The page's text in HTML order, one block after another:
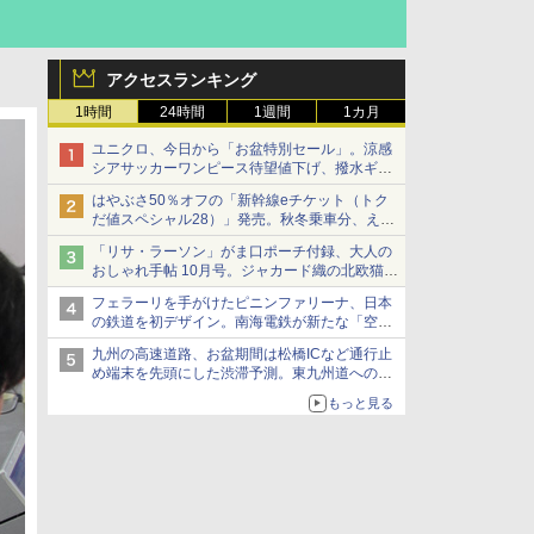
アクセスランキング
1時間 24時間 1週間 1カ月
ユニクロ、今日から「お盆特別セール」。涼感
シアサッカーワンピース待望値下げ、撥水ギア
ショーツは1990円に
はやぶさ50％オフの「新幹線eチケット（トク
だ値スペシャル28）」発売。秋冬乗車分、えき
ねっと限定
「リサ・ラーソン」がま口ポーチ付録、大人の
おしゃれ手帖 10月号。ジャカード織の北欧猫デ
ザイン
フェラーリを手がけたピニンファリーナ、日本
の鉄道を初デザイン。南海電鉄が新たな「空港
特急」をなにわ筋線へ導入
九州の高速道路、お盆期間は松橋ICなど通行止
め端末を先頭にした渋滞予測。東九州道への迂
もっと見る